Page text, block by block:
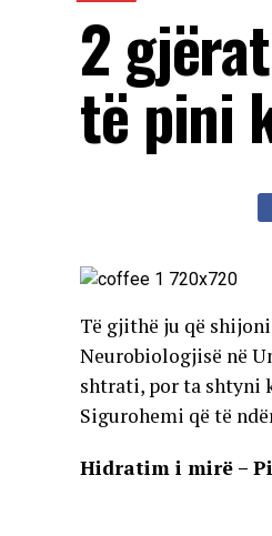
2
të pini
Të gjithë ju që
Neurobiologjisë në
shtrati, por ta shtyni
Sigurohemi që të
Hidratim i mirë –